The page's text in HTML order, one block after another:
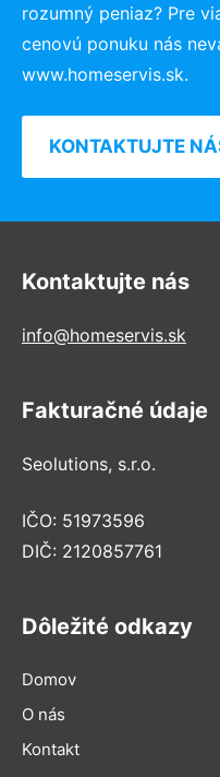
rozumný peniaz? Pre
cenovú ponuku nás
www.homeservis.sk.
KONTAKTUJTE
Kontaktujte nás
info@homeservis.sk
Fakturačné údaje
Seolutions, s.r.o.
IČO: 51973596
DIČ: 2120857761
Dôležité odkazy
Domov
O nás
Kontakt